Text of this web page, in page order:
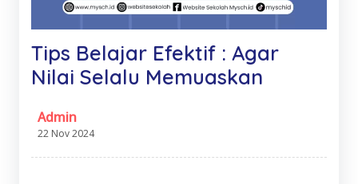
Tips Belajar Efektif : Agar
Nilai Selalu Memuaskan
Admin
22 Nov 2024